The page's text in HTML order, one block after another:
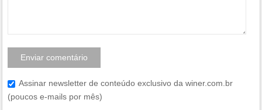
Assinar newsletter de conteúdo exclusivo da winer.com.br
(poucos e-mails por mês)